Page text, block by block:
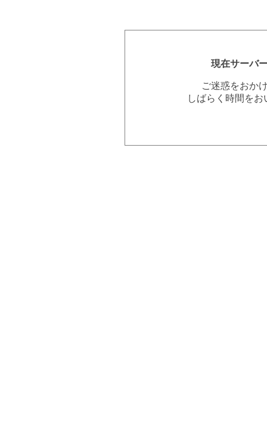
現在サーバ
ご迷惑をおか
しばらく時間を